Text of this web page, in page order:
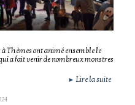
à Thèmes ont animé ensemble le
a fait venir de nombreux monstres
► Lire la suite